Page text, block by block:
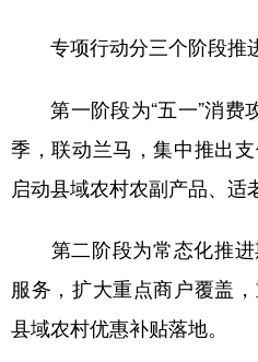
专项行动分三个阶段推
第一阶段为“五一”消费
季，联动兰马，集中推出
启动县域农村农副产品、适
第二阶段为常态化推进
服务，扩大重点商户覆盖
县域农村优惠补贴落地。